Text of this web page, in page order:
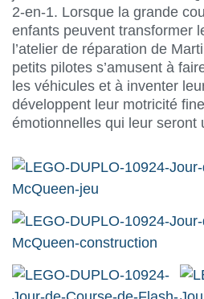
2-en-1. Lorsque la grande
enfants peuvent transformer
l’atelier de réparation de
petits pilotes s’amusent à
les véhicules et à inventer
développent leur motricité
émotionnelles qui leur seront